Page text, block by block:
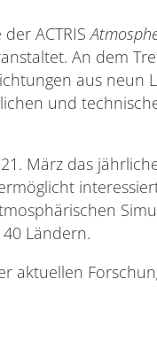
ACTRIS
An dem
aus neun
und
März das jährliche
Ländern.
aktuellen